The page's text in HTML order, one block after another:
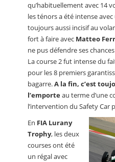
qu’habituellement avec 14
les ténors a été intense avec
toujours aussi incisif au
fort à faire avec Matteo
ne pus défendre ses
La course 2 fut intense du
pour les 8 premiers
bagarre.A la fin, c’est
l’emporteau terme d’une
l’intervention du Safety Car
En FIA Lurany
Trophy, les deux
courses ont été
un régal avec